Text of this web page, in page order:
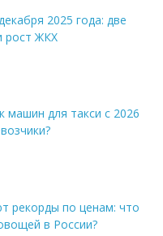
2025 года: две
рост ЖКХ
машин для такси с 2026
рекорды по ценам: что
в России?